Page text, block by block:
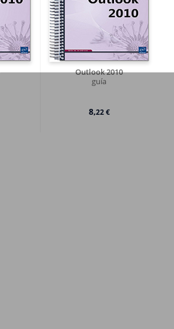
Outlook 2010
guía
8,22 €